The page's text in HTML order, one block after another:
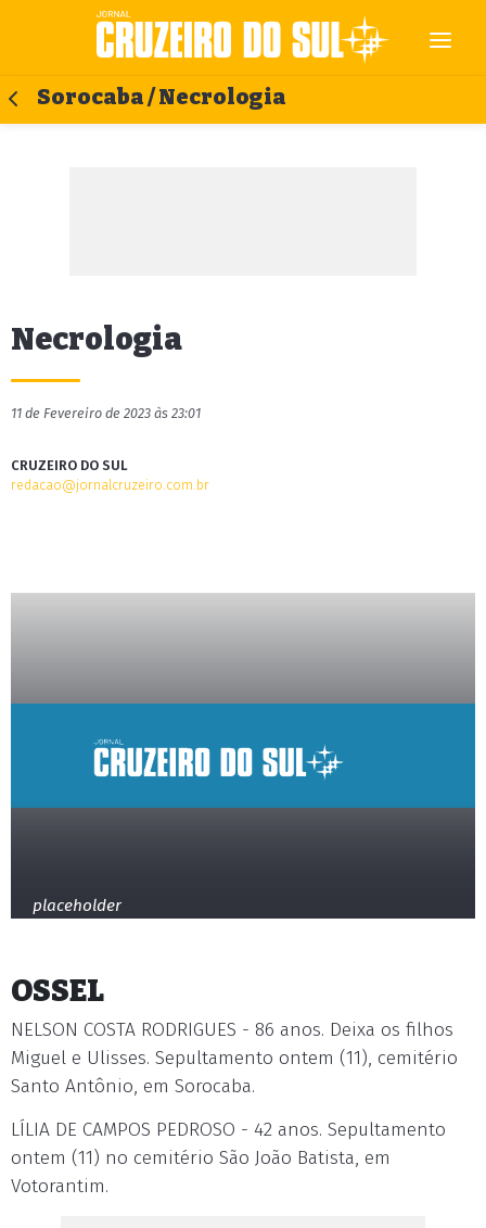
Sorocaba / Necrologia
Necrologia
11 de Fevereiro de 2023 às 23:01
CRUZEIRO DO SUL
redacao@jornalcruzeiro.com.br
placeholder
OSSEL
NELSON COSTA RODRIGUES - 86 anos. Deixa os filhos
Miguel e Ulisses. Sepultamento ontem (11), cemitério
Santo Antônio, em Sorocaba.
LÍLIA DE CAMPOS PEDROSO - 42 anos. Sepultamento
ontem (11) no cemitério São João Batista, em
Votorantim.